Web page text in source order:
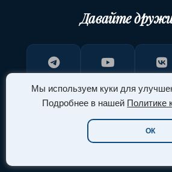
Мы используем куки для
Подробнее в нашей Политике
ОК
Давайте
Pinterest